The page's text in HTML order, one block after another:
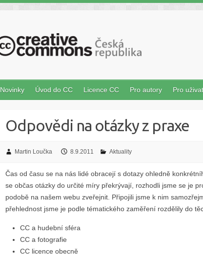
Novinky Úvod do CC Licence CC Pro autory Pro
Odpovědi na otázky z praxe
Martin Loučka 8.9.2011 Aktuality
Čas od času se na nás lidé obracejí s dotazy ohledně
se občas otázky do určité míry překrývají, rozhodli jsme se je
podobě na našem webu zveřejnit. Připojili jsme k nim
přehlednost jsme je podle tématického zaměření rozdělily do
CC a hudební sféra
CC a fotografie
CC licence obecně